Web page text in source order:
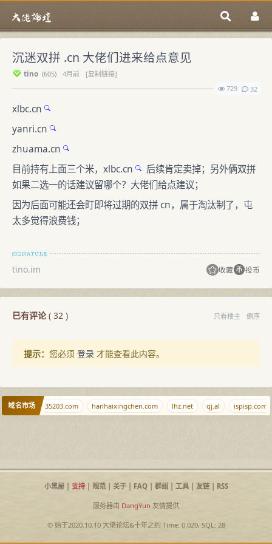
沉迷双拼 .cn 大佬们进来给点意见
tino (605) 4月前
[复制链接]
729
32
xlbc.cn
yanri.cn
zhuama.cn
目前持有上面三个米， xlbc.cn
后续肯定卖掉；另外俩双拼
如果二选一的话建议留哪个？大佬们给点建议；
因为后面可能还会盯即将过期的双拼 cn，属于淘汰制了，屯
太多觉得浪费钱；
tino.im 收藏 投币
已有评论( 32 ) 只看楼主 倒序
提示： 您必须 登录 才能查看此内容。
域名市场 35203.com hanhaixingchen.com lhz.net qj.al ispisp.com
小黑屋| 支持| 规范| 关于| FAQ| 群组| 工具| 友链| RSS
服务器由 DangYun 友情提供
© 始于2020.10.10 大佬论坛&十年之约Time: 0.020, SQL: 28